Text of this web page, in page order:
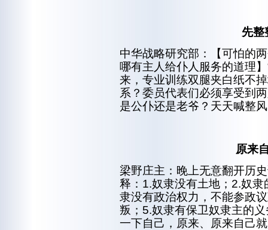
先整
中华战略研究部：【可怕的
哪有主人给仆人服务的道理
来，专业训练双腿夹白纸不
系？委员代表们必须享受到
是公仆还是老爷？天天喊整
原来
梁野庄主：晚上无意翻开历
释：1.奴隶没有土地；2.奴
隶没有政治权力，不能参政
叛；5.奴隶有保卫奴隶主的
一下自己，原来、原来自己